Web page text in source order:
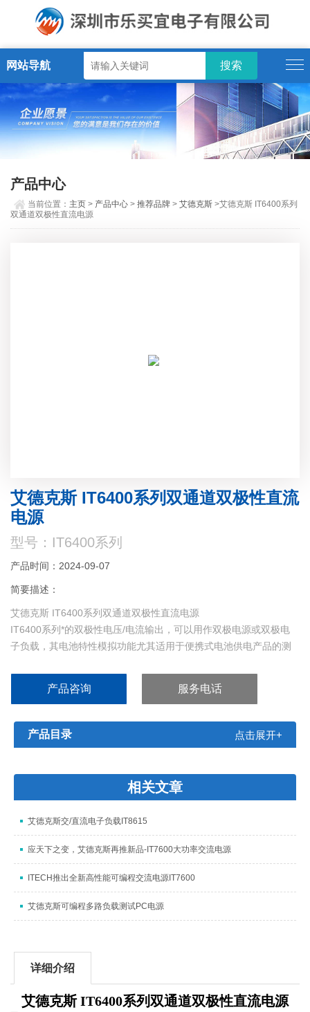
网站导航
产品中心
当前位置： 主页 > 产品中心 >推荐品牌 >艾德克斯 >艾德克斯 IT6400系列
双通道双极性直流电源
艾德克斯 IT6400系列双通道双极性直流
电源
型号：IT6400系列
产品时间：2024-09-07
简要描述：
艾德克斯 IT6400系列双通道双极性直流电源
IT6400系列*的双极性电压/电流输出，可以用作双极电源或双极电
子负载，其电池特性模拟功能尤其适用于便携式电池供电产品的测
间较快可达150us。同时，用户还可以通过波形显示功能实现示波器
产品咨询 服务电话
产品目录 点击展开+
相关文章
艾德克斯交/直流电子负载IT8615
应天下之变，艾德克斯再推新品-IT7600大功率交流电源
ITECH推出全新高性能可编程交流电源IT7600
艾德克斯可编程多路负载测试PC电源
详细介绍
艾德克斯 IT6400系列双通道双极性直流电源